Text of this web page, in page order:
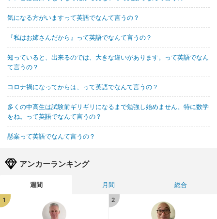
気になる方がいますって英語でなんて言うの？
『私はお姉さんだから』って英語でなんて言うの？
知っていると、出来るのでは、大きな違いがあります。って英語でなん
て言うの？
コロナ禍になってからは、って英語でなんて言うの？
多くの中高生は試験前ギリギリになるまで勉強し始めません。特に数学
をね。って英語でなんて言うの？
懸案って英語でなんて言うの？
アンカーランキング
週間 月間
総合
1
2